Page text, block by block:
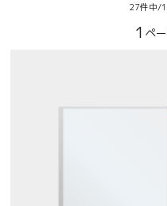
27件中/
1